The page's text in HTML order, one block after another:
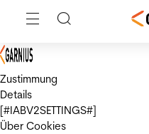
Zustimmung
Details
[#IABV2SETTINGS#]
Über Cookies